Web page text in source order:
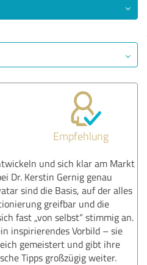
Empfehlung
und sich klar am Markt
Dr. Kerstin Gernig genau
sind die Basis, auf der alles
greifbar und die
fast „von selbst“ stimmig an.
inspirierendes Vorbild – sie
gemeistert und gibt ihre
Tipps großzügig weiter.